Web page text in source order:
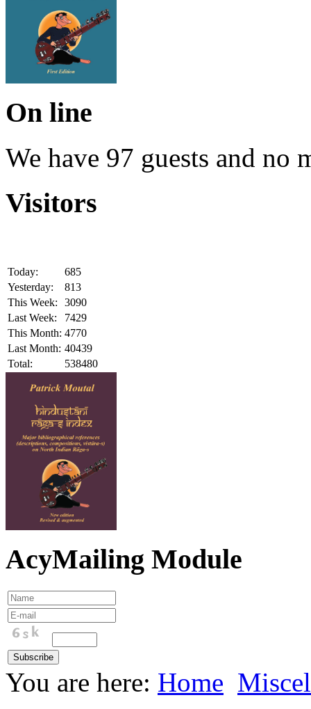
On line
We have 97 guests and no
Visitors
Today:
685
Yesterday:
813
This Week:
3090
Last Week:
7429
This Month: 4770
Last Month: 40439
Total:
538480
AcyMailing Module
You are here: Home